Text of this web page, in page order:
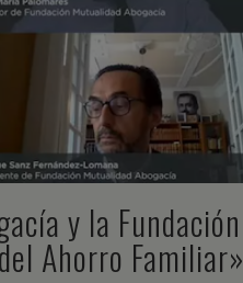
y la Fundación
Ahorro Familiar»